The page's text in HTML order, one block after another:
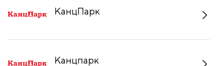
КанцПарк
Канцпарк